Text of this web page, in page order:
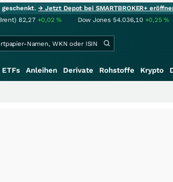
geschenkt.→ Jetzt Depot bei SMARTBROKER+
82,27 +0,02% Dow Jones 54.036,10 +0,25%
ETFs Anleihen Derivate Rohstoffe Krypto